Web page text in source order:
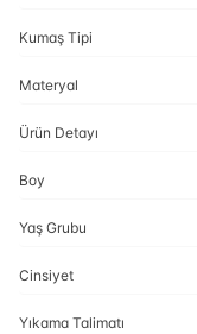
Kumaş Tipi
Materyal
Ürün Detayı
Boy
Yaş Grubu
Cinsiyet
Yıkama Talimatı